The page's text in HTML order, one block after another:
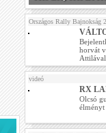
Országos Rally Bajnokság
horvát
Attilával
videó
RX
Olcsó
élményt